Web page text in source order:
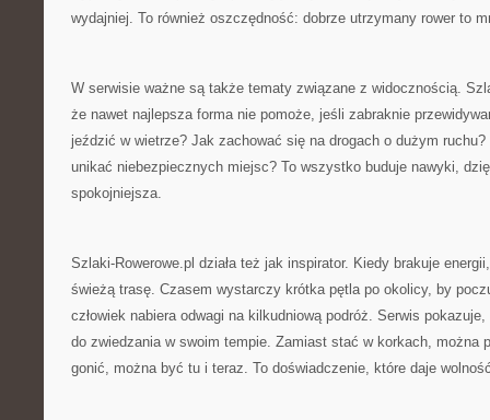
wydajniej. To również oszczędność: dobrze utrzymany rower to
W serwisie ważne są także tematy związane z widocznością.
że nawet najlepsza forma nie pomoże, jeśli zabraknie
jeździć w wietrze? Jak zachować się na drogach o dużym
unikać niebezpiecznych miejsc? To wszystko buduje nawyki,
spokojniejsza.
Szlaki-Rowerowe.pl działa też jak inspirator. Kiedy brakuje
świeżą trasę. Czasem wystarczy krótka pętla po okolicy, by
człowiek nabiera odwagi na kilkudniową podróż. Serwis
do zwiedzania w swoim tempie. Zamiast stać w korkach, można
gonić, można być tu i teraz. To doświadczenie, które daje